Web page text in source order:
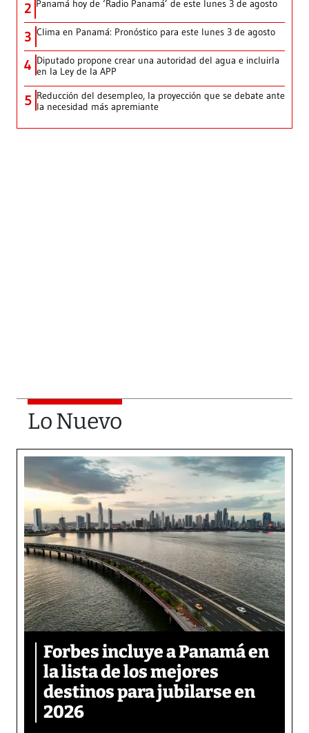
2 Panamá hoy de ‘Radio Panamá’ de este lunes 3 de agosto
3 Clima en Panamá: Pronóstico para este lunes 3 de agosto
4 Diputado propone crear una autoridad del agua e incluirla
en la Ley de la APP
5 Reducción del desempleo, la proyección que se debate ante
la necesidad más apremiante
Lo Nuevo
Forbes incluye a Panamá en
la lista de los mejores
destinos para jubilarse en
2026